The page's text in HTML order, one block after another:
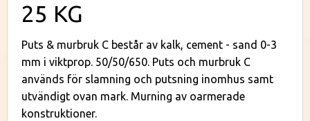
25 KG
Puts & murbruk C består av kalk, cement - sand 0-3
mm i viktprop. 50/50/650. Puts och murbruk C
används för slamning och putsning inomhus samt
utvändigt ovan mark. Murning av oarmerade
konstruktioner.